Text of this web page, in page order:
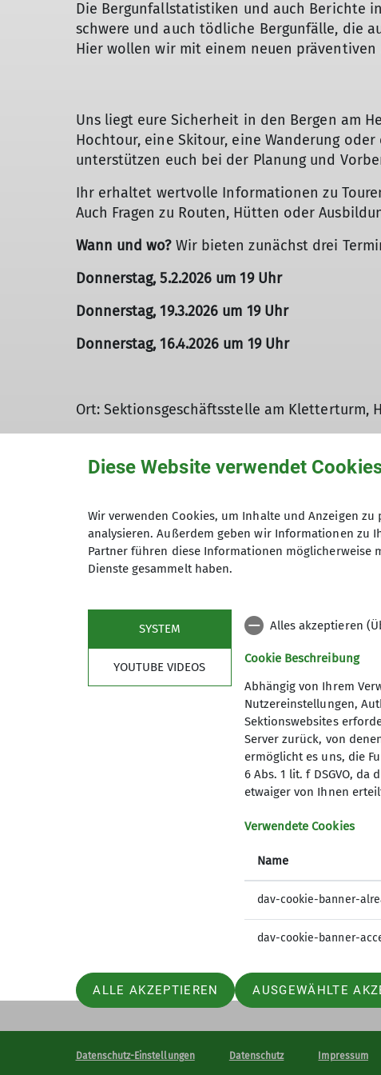
Die Bergunfallstatistiken und auch Berichte
schwere und auch tödliche Bergunfälle, die
Hier wollen wir mit einem neuen
Uns liegt eure Sicherheit in den Bergen am
Hochtour, eine Skitour, eine Wanderung
unterstützen euch bei der Planung und
Ihr erhaltet wertvolle Informationen zu
Auch Fragen zu Routen, Hütten oder
Wann und wo? Wir bieten zunächst drei
Donnerstag, 5.2.2026 um 19 Uhr
Donnerstag, 19.3.2026 um 19 Uhr
Donnerstag, 16.4.2026 um 19 Uhr
Ort: Sektionsgeschäftsstelle am Kletterturm,
Kommt vorbei, bringt eure Karten, Pläne
anzugehen.
Dies ist ein präventives, freiwilliges
eigener Verantwortung der Ratsuchenden.
Euer Team der Sektion Wangen
Deutscher Alpenverein
Datenschutz-Einstellungen Datenschutz Impressum
Diese Website verwendet
Wir verwenden Cookies, um Inhalte und Anzeigen
analysieren. Außerdem geben wir Informationen zu
Partner führen diese Informationen möglicherweise
Dienste gesammelt haben.
SYSTEM
YOUTUBE VIDEOS
Alles akzeptieren
Cookie Beschreibung
Abhängig von Ihrem
Nutzereinstellungen,
Sektionswebsites
Server zurück, von
ermöglicht es uns, die
6 Abs. 1 lit. f DSGVO,
etwaiger von Ihnen
Verwendete Cookies
Name
dav-cookie-banner-
dav-cookie-banner-
ALLE AKZEPTIEREN AUSGEWÄHLTE